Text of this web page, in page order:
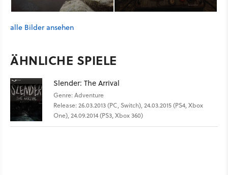
alle Bilder ansehen
ÄHNLICHE SPIELE
Slender: The Arrival
Genre: Adventure
Release: 26.03.2013 (PC, Switch), 24.03.2015 (PS4, Xbox
One), 24.09.2014 (PS3, Xbox 360)